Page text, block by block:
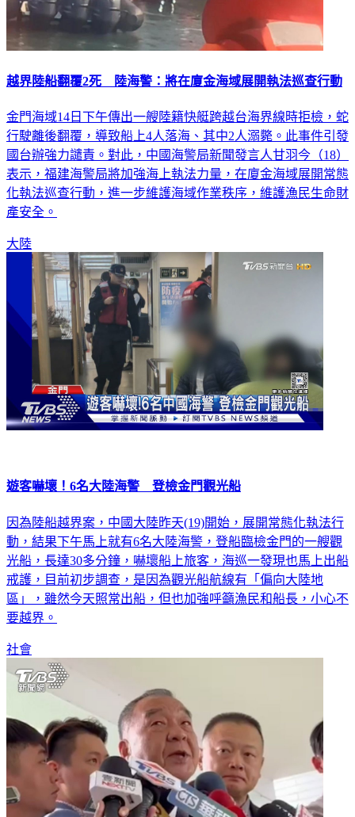
越界陸船翻覆2死 陸海警：將在廈金海域展開執法巡查行動
金門海域14日下午傳出一艘陸籍快艇跨越台海界線時拒檢，蛇
行駛離後翻覆，導致船上4人落海、其中2人溺斃。此事件引發
國台辦強力譴責。對此，中國海警局新聞發言人甘羽今（18）
表示，福建海警局將加強海上執法力量，在廈金海域展開常態
化執法巡查行動，進一步維護海域作業秩序，維護漁民生命財
產安全。
大陸
遊客嚇壞！6名大陸海警 登檢金門觀光船
因為陸船越界案，中國大陸昨天(19)開始，展開常態化執法行
動，結果下午馬上就有6名大陸海警，登船臨檢金門的一艘觀
光船，長達30多分鐘，嚇壞船上旅客，海巡一發現也馬上出船
戒護，目前初步調查，是因為觀光船航線有「偏向大陸地
區」，雖然今天照常出船，但也加強呼籲漁民和船長，小心不
要越界。
社會